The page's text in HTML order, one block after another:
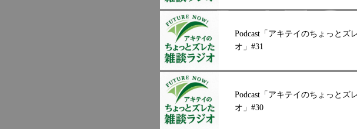
Podcast「アキテイのちょっとズ
オ」#31
Podcast「アキテイのちょっとズ
オ」#30